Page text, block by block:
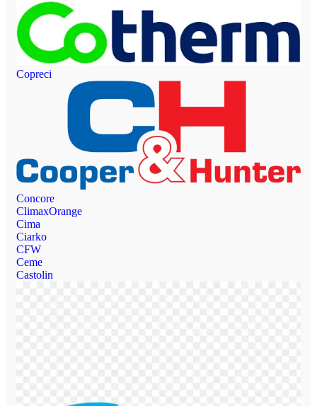
Copreci
Concore
ClimaxOrange
Cima
Ciarko
CFW
Ceme
Castolin